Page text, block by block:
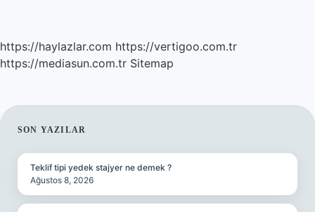
https://haylazlar.com https://vertigoo.com.tr
https://mediasun.com.tr Sitemap
SIDEBAR
SON YAZILAR
Teklif tipi yedek stajyer ne demek ?
Ağustos 8, 2026